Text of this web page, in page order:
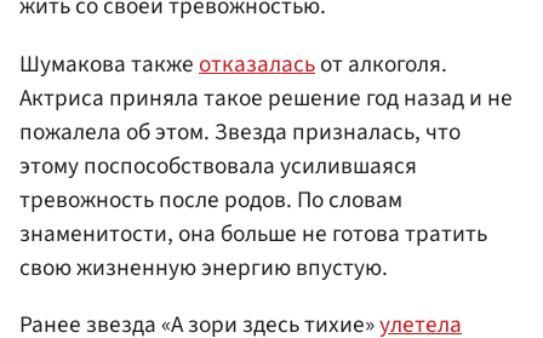
Шумакова также отказаласьот алкоголя.
Актриса приняла такое решение год назад и не
пожалела об этом. Звезда призналась, что
этому поспособствовала усилившаяся
тревожность после родов. По словам
знаменитости, она больше не готова тратить
свою жизненную энергию впустую.
Ранее звезда «А зори здесь тихие»улетела